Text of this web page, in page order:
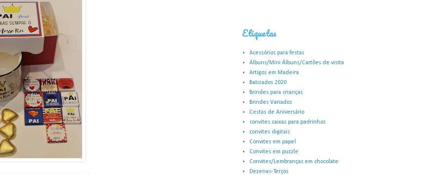
Etiquetas
Acessórios para festas
Álbuns/Mini Álbuns/Cartões de visita
Artigos em Madeira
Batizados 2020
Brindes para crianças
Brindes Variados
Cestas de Aniversário
convites caixas para padrinhos
convites digitais
Convites em papel
Convites em puzzle
Convites/Lembranças em chocolate
Dezenas-Terços